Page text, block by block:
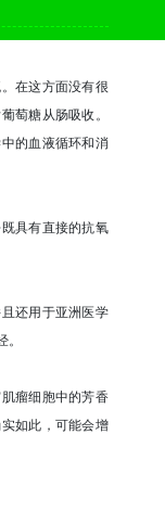
在这方面没有很
萄糖从肠吸收。
的血液循环和消
具有直接的抗氧
还用于亚洲医学
瘤细胞中的芳香
如此，可能会增